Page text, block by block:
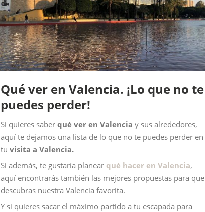
Qué ver en Valencia. ¡Lo que no te
puedes perder!
Si quieres saberqué ver en Valencia y sus alrededores,
aquí te dejamos una lista de lo que no te puedes perder en
tuvisita a Valencia.
Si además, te gustaría planear qué hacer en Valencia,
aquí encontrarás también las mejores propuestas para que
descubras nuestra Valencia favorita.
Y si quieres sacar el máximo partido a tu escapada para